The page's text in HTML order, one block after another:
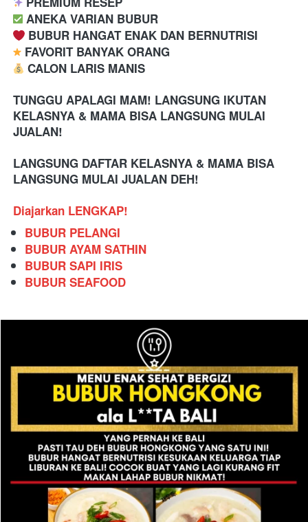
️ ANEKA VARIAN BUBUR
BUBUR HANGAT ENAK DAN BERNUTRISI
FAVORIT BANYAK ORANG
CALON LARIS MANIS
TUNGGU APALAGI MAM! LANGSUNG IKUTAN
KELASNYA & MAMA BISA LANGSUNG MULAI
JUALAN!
LANGSUNG DAFTAR KELASNYA & MAMA BISA
LANGSUNG MULAI JUALAN DEH!
Diajarkan LENGKAP!
BUBUR PELANGI
BUBUR AYAM SATHIN
BUBUR SAPI IRIS
BUBUR SEAFOOD